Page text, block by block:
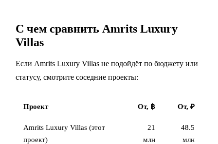
С чем сравнить Amrits Luxury
Villas
Если Amrits Luxury Villas не подойдёт по бюджету или
статусу, смотрите соседние проекты:
Проект От, ฿ От, ₽
Amrits Luxury Villas (этот
проект)
21
млн
48.5
млн